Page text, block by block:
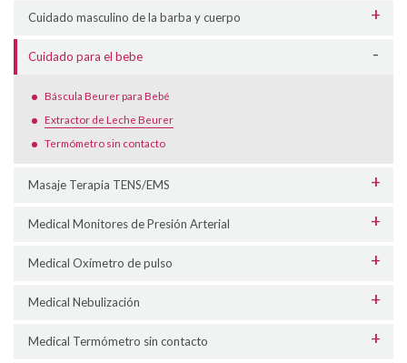
Cuidado masculino de la barba y cuerpo
Cuidado para el bebe
Báscula Beurer para Bebé
Extractor de Leche Beurer
Termómetro sin contacto
Masaje Terapia TENS/EMS
Medical Monitores de Presión Arterial
Medical Oxímetro de pulso
Medical Nebulización
Medical Termómetro sin contacto